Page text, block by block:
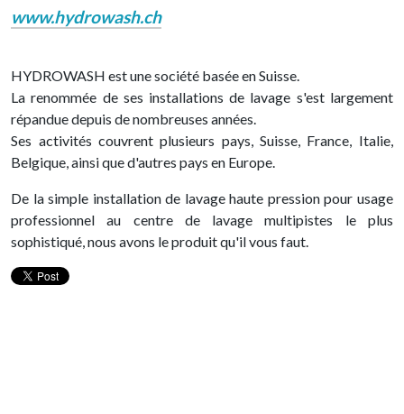
www.hydrowash.ch
HYDROWASH est une société basée en Suisse.
La renommée de ses installations de lavage s'est largement
répandue depuis de nombreuses années.
Ses activités couvrent plusieurs pays, Suisse, France, Italie,
Belgique, ainsi que d'autres pays en Europe.
De la simple installation de lavage haute pression pour usage
professionnel au centre de lavage multipistes le plus
sophistiqué, nous avons le produit qu'il vous faut.